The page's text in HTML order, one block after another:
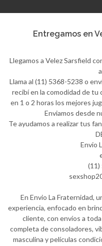
Entregamos en
Llegamos a Velez Sarsfield
Llama al (11) 5368-5238 o
recibí en la comodidad de
en 1 o 2 horas los mejores
Enviamos desde
Te ayudamos a realizar tus
Envio
(11)
En Envio La Fraternidad,
experiencia, enfocado en
cliente, con envíos a
completa de consoladores,
masculina y películas